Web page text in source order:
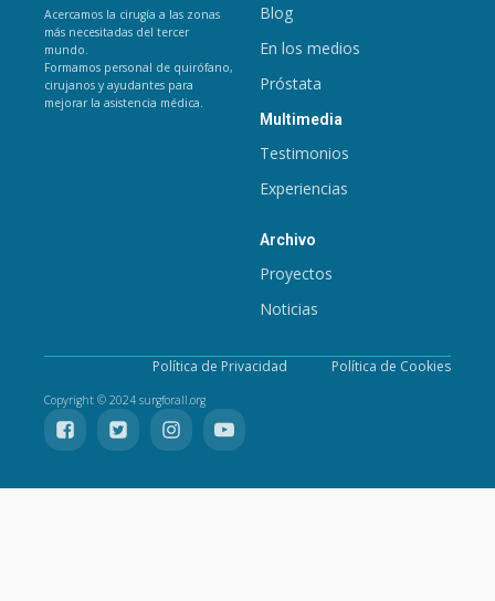
Acercamos la cirugía a las zonas
más necesitadas del tercer
mundo.
Formamos personal de quirófano,
cirujanos y ayudantes para
mejorar la asistencia médica.
Blog
En los medios
Próstata
Multimedia
Testimonios
Experiencias
Archivo
Proyectos
Noticias
Política de Privacidad Política de Cookies
Copyright © 2024 surgforall.org